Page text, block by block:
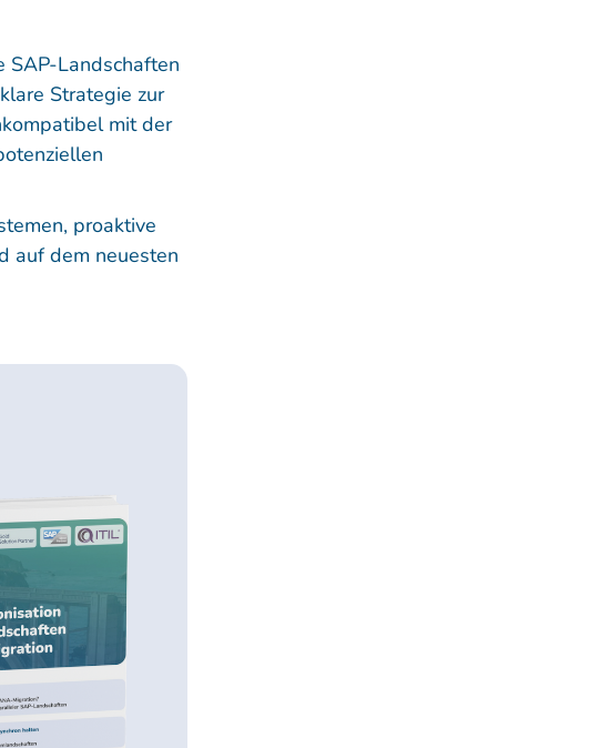
SAP-Landschaften
Strategie zur
mit der
proaktive
auf dem neuesten